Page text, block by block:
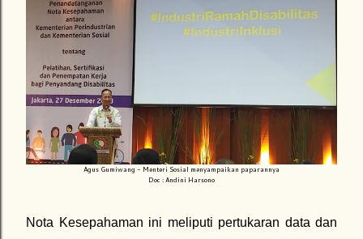
Agus Gumiwang - Menteri Sosial menyampaikan paparannya
Doc : Andini Harsono
Nota Kesepahaman ini meliputi pertukaran data dan